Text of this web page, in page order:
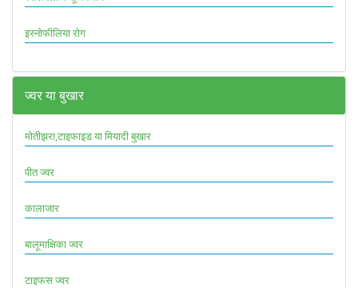
इस्नोफीलिया रोग
ज्वर या बुखार
मोतीझरा,टाइफाइड या मियादी बुखार
पीत ज्वर
कालाजार
बालूमाक्षिका ज्वर
टाइफस ज्वर